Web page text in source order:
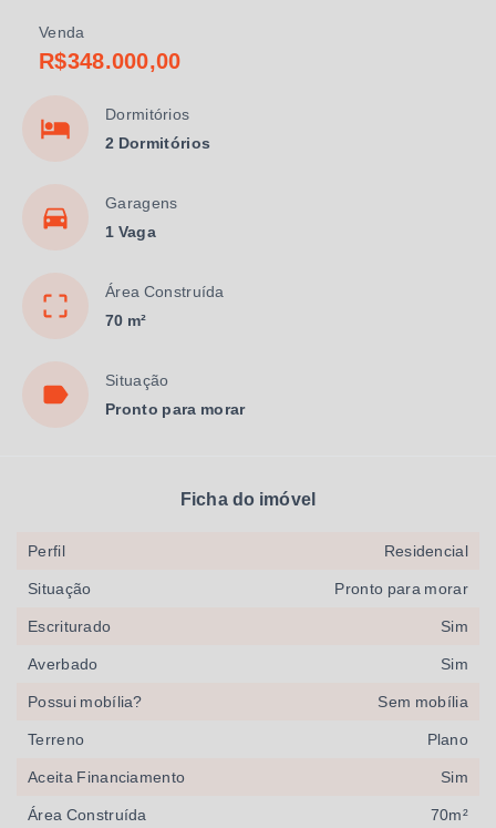
Venda
R$348.000,00
Dormitórios
2 Dormitórios
Garagens
1 Vaga
Área Construída
70 m²
Situação
Pronto para morar
Ficha do imóvel
Perfil Residencial
Situação Pronto para morar
Escriturado Sim
Averbado Sim
Possui mobília? Sem mobília
Terreno Plano
Aceita Financiamento Sim
Área Construída 70m²